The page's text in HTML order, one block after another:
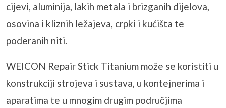
cijevi, aluminija, lakih metala i brizganih dijelova,
osovina i kliznih ležajeva, crpki i kućišta te
poderanih niti.
WEICON Repair Stick Titanium može se koristiti u
konstrukciji strojeva i sustava, u kontejnerima i
aparatima te u mnogim drugim područjima